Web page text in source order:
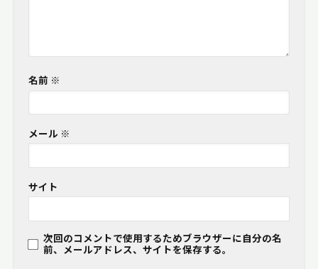
名前 ※
メール ※
サイト
次回のコメントで使用するためブラウザーに自分の名
前、メールアドレス、サイトを保存する。